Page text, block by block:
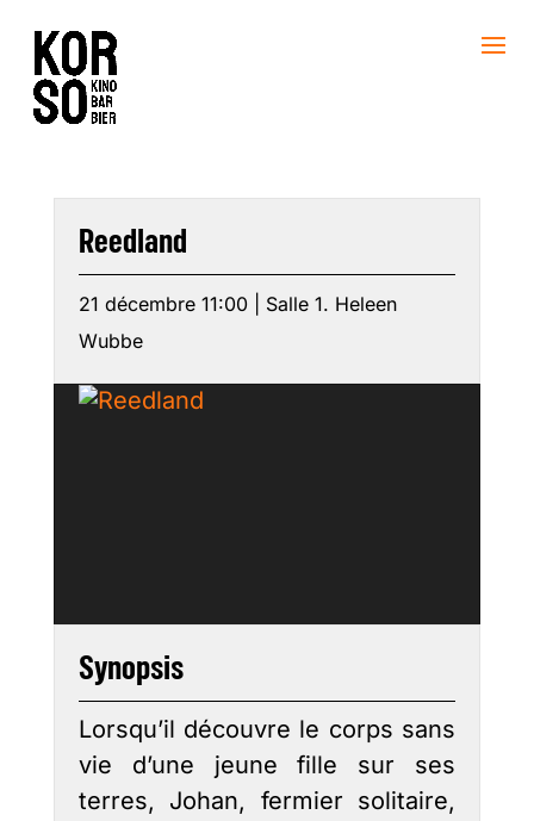
Reedland
21 décembre 11:00 | Salle 1. Heleen
Wubbe
Synopsis
Lorsqu’il découvre le corps sans
vie d’une jeune fille sur ses
terres, Johan, fermier solitaire,